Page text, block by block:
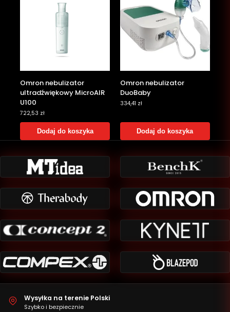
Omron nebulizator
ultradźwiękowy MicroAIR
U100
722,53 zł
Dodaj do koszyka
Omron nebulizator
DuoBaby
334,41 zł
Dodaj do koszyka
Wysyłka na terenie Polski
Szybko i bezpiecznie